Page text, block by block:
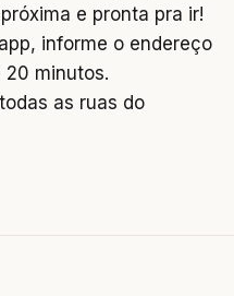
e pronta pra ir!
informe o endereço
20 minutos.
as ruas do